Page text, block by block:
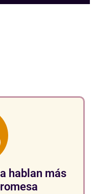
hablan más